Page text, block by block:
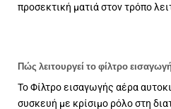
προσεκτική ματιά στον τρόπο
Πώς λειτουργεί το φίλτρο
Το Φίλτρο εισαγωγής αέρα
συσκευή με κρίσιμο ρόλο στη